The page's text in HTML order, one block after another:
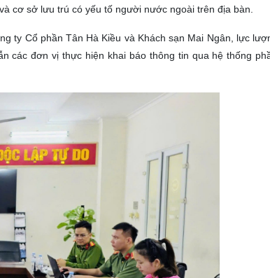
cơ sở lưu trú có yếu tố người nước ngoài trên địa bàn.
ty Cổ phần Tân Hà Kiều và Khách sạn Mai Ngân, lực
các đơn vị thực hiện khai báo thông tin qua hệ thống